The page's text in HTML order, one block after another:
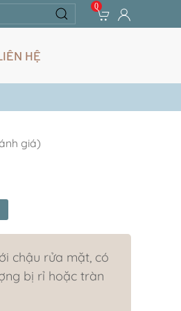
0
HỆ
0.0out of 5
giá)
chậu rửa mặt, có
bị rỉ hoặc tràn